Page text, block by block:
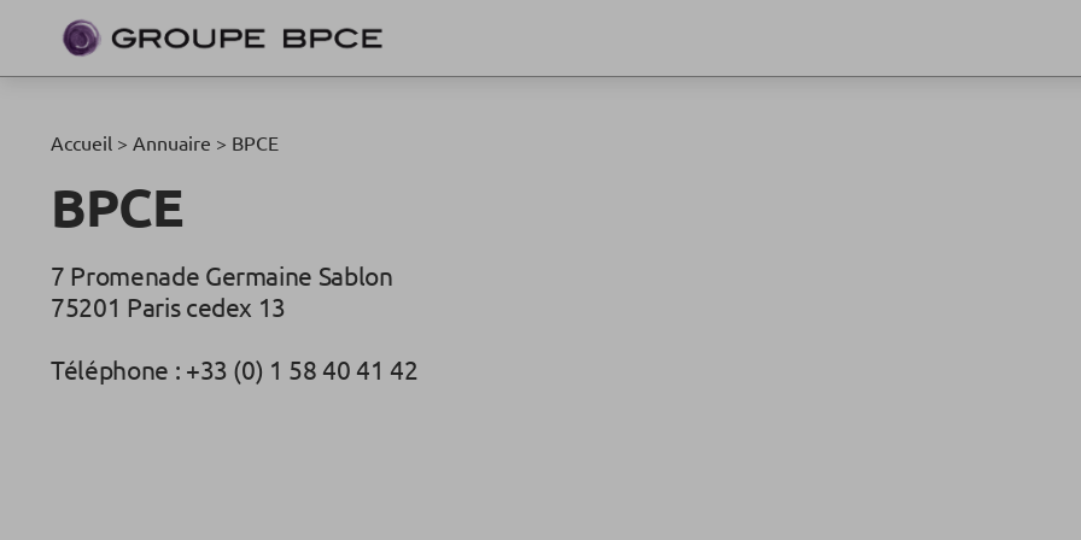
Accueil > Annuaire > BPCE
BPCE
7 Promenade Germaine Sablon
75201 Paris cedex 13
Téléphone : +33 (0) 1 58 40 41 42